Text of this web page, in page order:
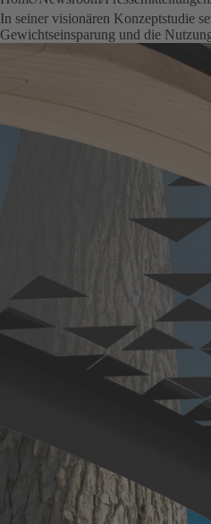
In seiner visionären Konzeptstudie
Gewichtseinsparung und die